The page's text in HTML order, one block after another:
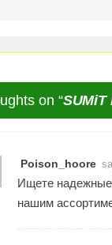
on “SUMiT
Poison_hoore
Ищете надежные
нашим